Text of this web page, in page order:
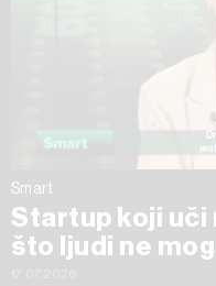
Smart
Startup koji uči
što ljudi ne